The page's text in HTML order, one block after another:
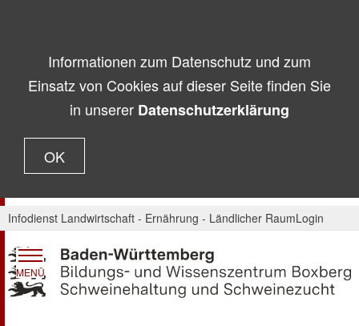
Informationen zum Datenschutz und zum
Einsatz von Cookies auf dieser Seite finden Sie
in unserer Datenschutzerklärung
OK
Infodienst Landwirtschaft - Ernährung - Ländlicher RaumLogin
MENÜ